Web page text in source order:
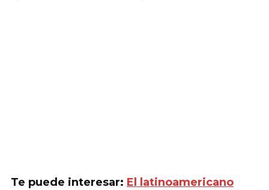
Te puede interesar: El latinoamericano